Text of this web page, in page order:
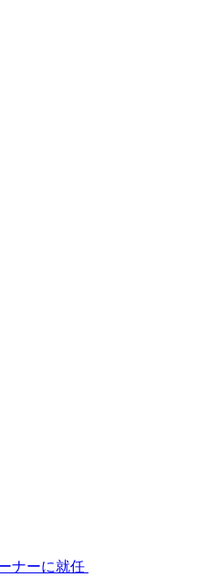
ナーに就任